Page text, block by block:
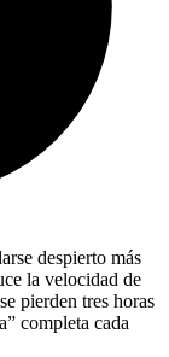
despierto más
la velocidad de
pierden tres horas
completa cada